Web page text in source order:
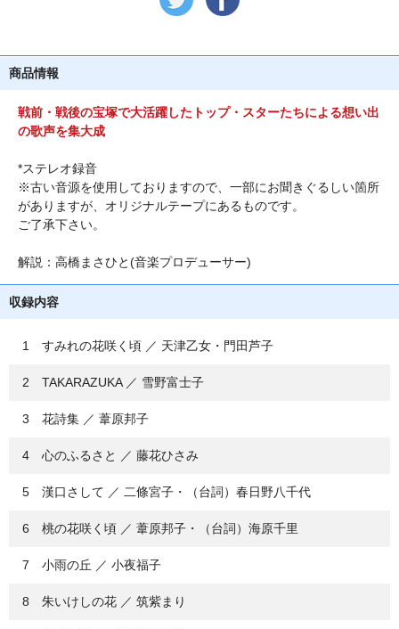
商品情報
戦前・戦後の宝塚で大活躍したトップ・スターたちによる想い出
の歌声を集大成
*ステレオ録音
※古い音源を使用しておりますので、一部にお聞きぐるしい箇所
がありますが、オリジナルテープにあるものです。
ご了承下さい。
解説：高橋まさひと(音楽プロデューサー)
収録内容
1 すみれの花咲く頃 ／ 天津乙女・門田芦子
2 TAKARAZUKA ／ 雪野富士子
3 花詩集 ／ 葦原邦子
4 心のふるさと ／ 藤花ひさみ
5 漢口さして ／ 二條宮子・（台詞）春日野八千代
6 桃の花咲く頃 ／ 葦原邦子・（台詞）海原千里
7 小雨の丘 ／ 小夜福子
8 朱いけしの花 ／ 筑紫まり